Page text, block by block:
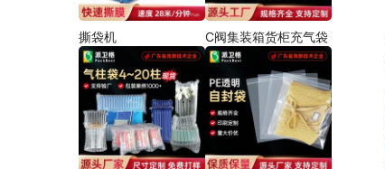
撕袋机 C阀集装箱货柜充气袋